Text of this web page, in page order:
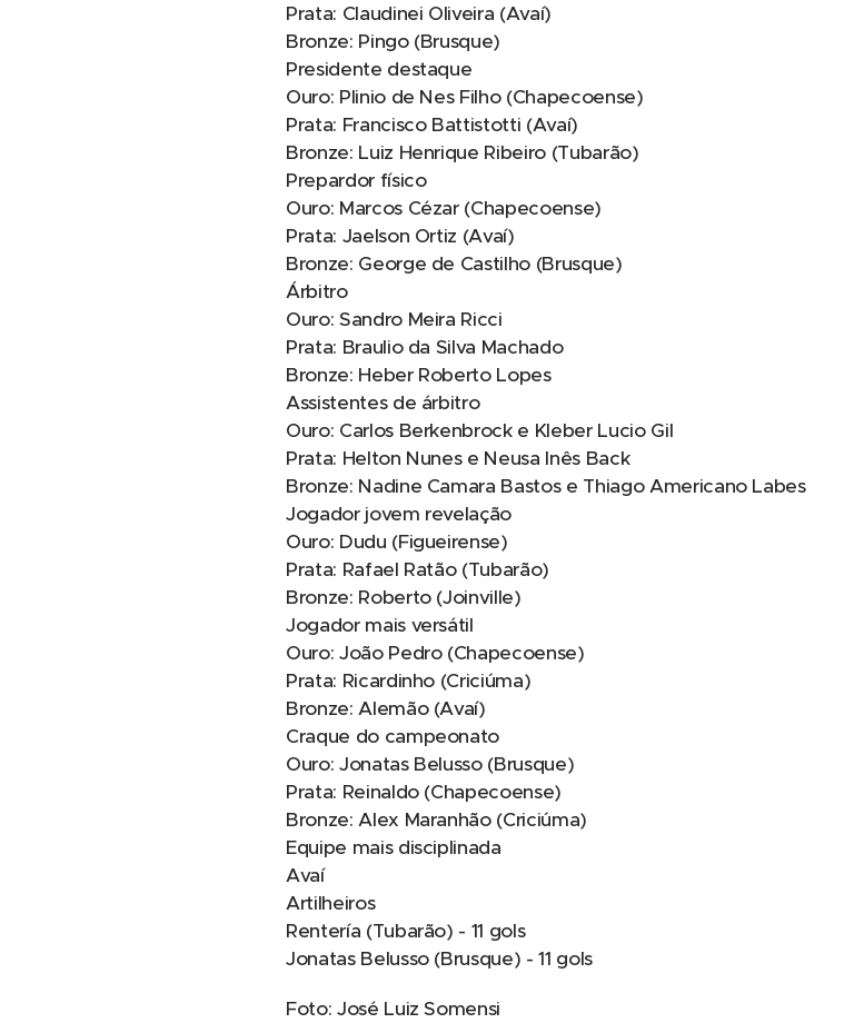
Prata: Claudinei Oliveira (Avaí)
Bronze: Pingo (Brusque)
Presidente destaque
Ouro: Plinio de Nes Filho (Chapecoense)
Prata: Francisco Battistotti (Avaí)
Bronze: Luiz Henrique Ribeiro (Tubarão)
Prepardor físico
Ouro: Marcos Cézar (Chapecoense)
Prata: Jaelson Ortiz (Avaí)
Bronze: George de Castilho (Brusque)
Árbitro
Ouro: Sandro Meira Ricci
Prata: Braulio da Silva Machado
Bronze: Heber Roberto Lopes
Assistentes de árbitro
Ouro: Carlos Berkenbrock e Kleber Lucio Gil
Prata: Helton Nunes e Neusa Inês Back
Bronze: Nadine Camara Bastos e Thiago Americano Labes
Jogador jovem revelação
Ouro: Dudu (Figueirense)
Prata: Rafael Ratão (Tubarão)
Bronze: Roberto (Joinville)
Jogador mais versátil
Ouro: João Pedro (Chapecoense)
Prata: Ricardinho (Criciúma)
Bronze: Alemão (Avaí)
Craque do campeonato
Ouro: Jonatas Belusso (Brusque)
Prata: Reinaldo (Chapecoense)
Bronze: Alex Maranhão (Criciúma)
Equipe mais disciplinada
Avaí
Artilheiros
Rentería (Tubarão) - 11 gols
Jonatas Belusso (Brusque) - 11 gols
Foto: José Luiz Somensi